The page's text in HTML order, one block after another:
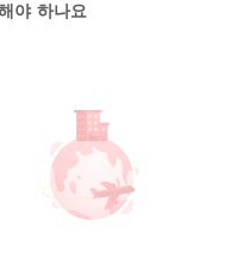
야 하나요